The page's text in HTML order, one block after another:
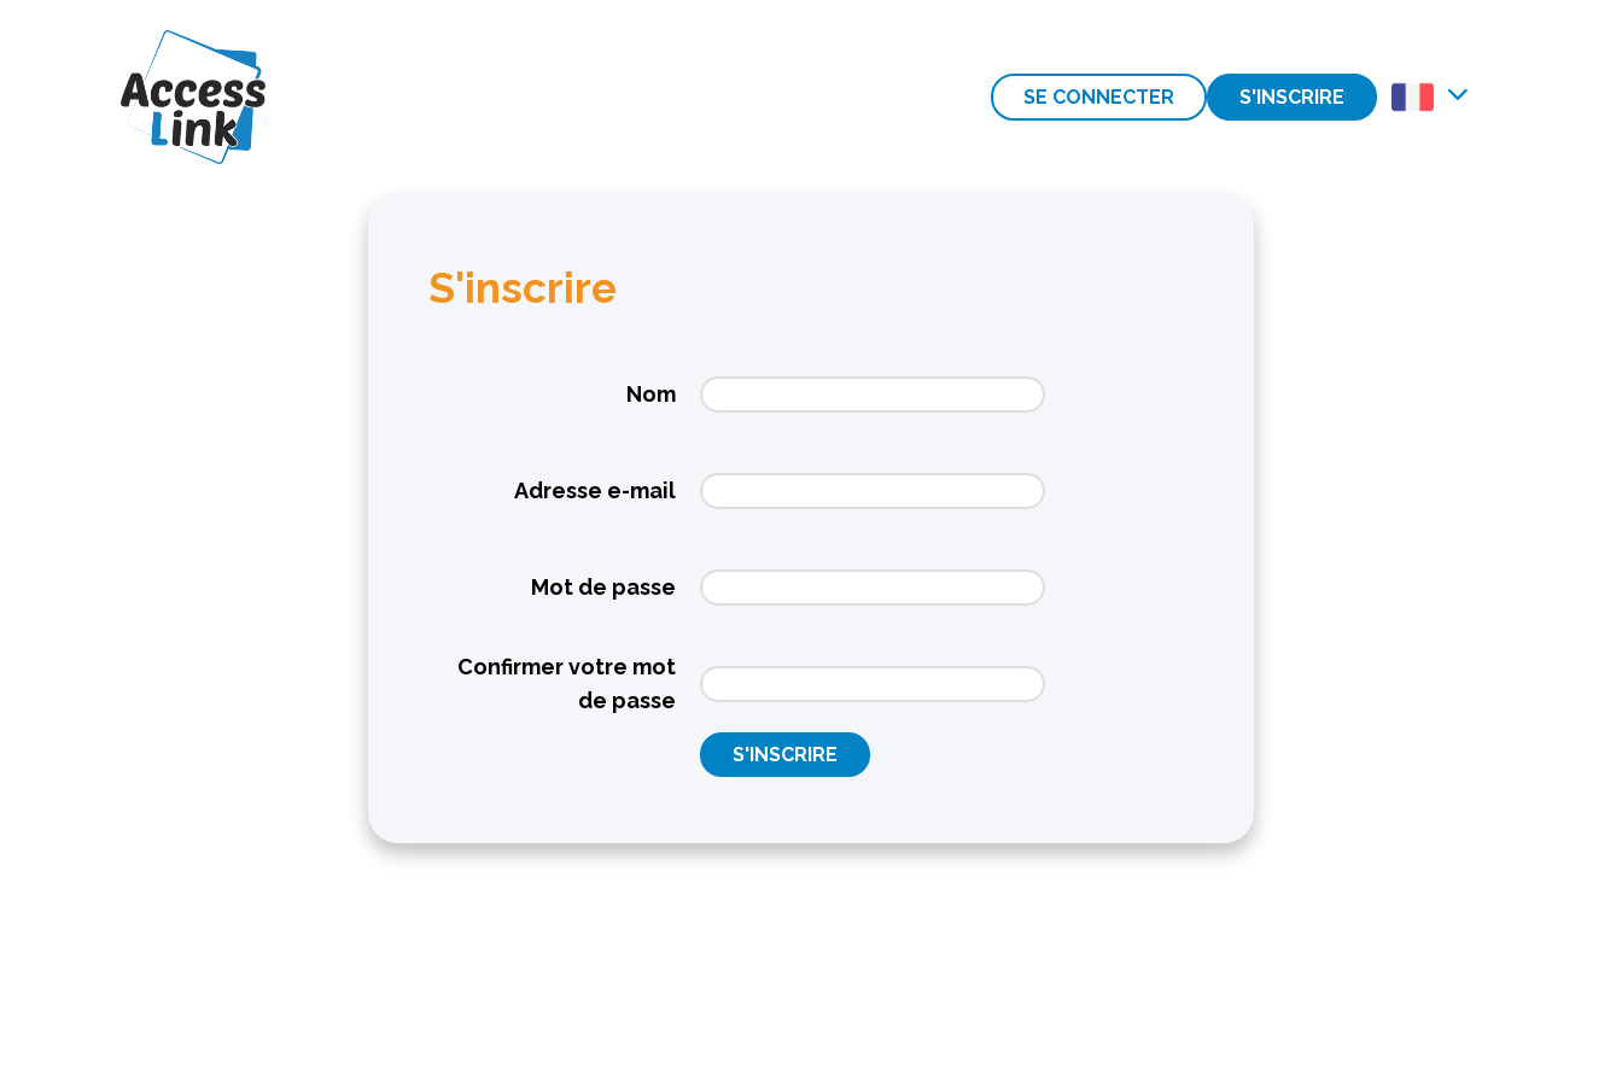
SE CONNECTER S'INSCRIRE
S'inscrire
Nom
Adresse e-mail
Mot de passe
Confirmer votre mot
de passe
S'INSCRIRE